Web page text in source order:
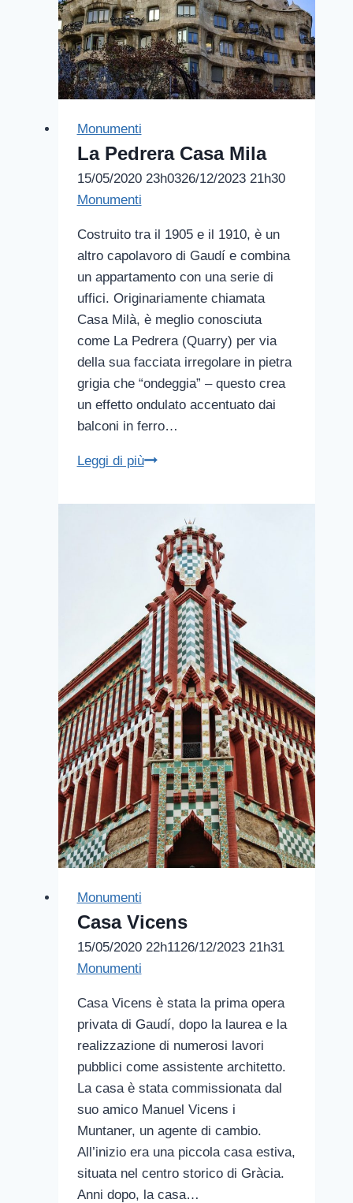
Monumenti
La Pedrera Casa Mila
15/05/2020 23h0326/12/2023 21h30
Monumenti
Costruito tra il 1905 e il 1910, è un
altro capolavoro di Gaudí e combina
un appartamento con una serie di
uffici. Originariamente chiamata
Casa Milà, è meglio conosciuta
come La Pedrera (Quarry) per via
della sua facciata irregolare in pietra
grigia che “ondeggia” – questo crea
un effetto ondulato accentuato dai
balconi in ferro…
Leggi di piùLa
Casa
Monumenti
Casa Vicens
15/05/2020 22h1126/12/2023 21h31
Monumenti
Casa Vicens è stata la prima opera
privata di Gaudí, dopo la laurea e la
realizzazione di numerosi lavori
pubblici come assistente architetto.
La casa è stata commissionata dal
suo amico Manuel Vicens i
Muntaner, un agente di cambio.
All’inizio era una piccola casa estiva,
situata nel centro storico di Gràcia.
Anni dopo, la casa…